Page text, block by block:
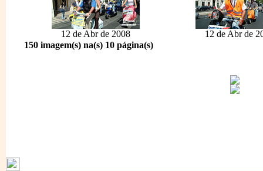
12 de Abr de 2008
12 de Abr de
150 imagem(s) na(s) 10 página(s)